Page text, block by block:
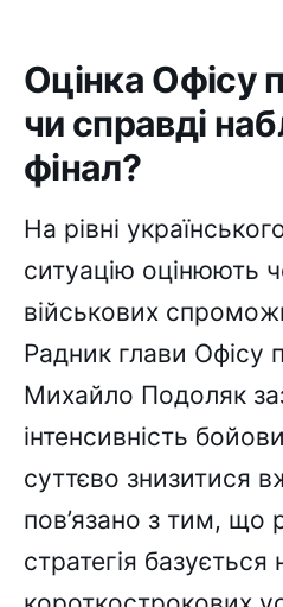
Оцінка Офісу
чи справді
фінал?
На рівні
ситуацію оцінюють
військових
Радник глави Офісу
Михайло Подоляк
інтенсивність
суттєво знизитися
пов’язано з тим, що
стратегія базується